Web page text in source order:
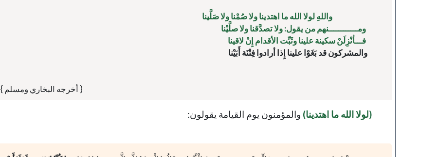
واللهِ لولا الله ما اهتدينا ولا صُمْنا ولا صَلَّينا
{ أخرجه البخاري ومسلم }
(لولا الله ما اهتدينا) والمؤمنون يوم القيامة يقولون: